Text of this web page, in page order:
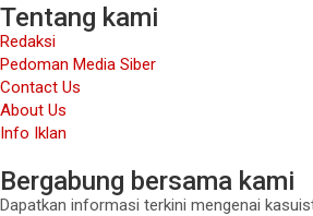
Tentang kami
Redaksi
Pedoman Media Siber
Contact Us
About Us
Info Iklan
Bergabung bersama kami
Dapatkan informasi terkini mengenai